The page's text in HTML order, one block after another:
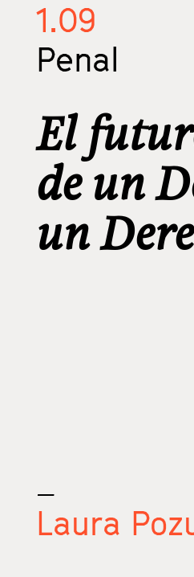
1.09
Penal
El
de un
un
_
Laura